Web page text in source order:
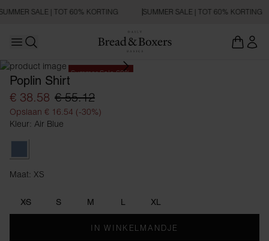
SALE | TOT 60% KORTING SUMMER SALE | TOT 60% KORTING
Open main menu
Summer Sale 60%
Poplin Shirt
€ 38.58 € 55.12
Opslaan € 16.54 (-30%)
Kleur: Air Blue
Maat: XS
XS S M L XL
IN WINKELMANDJE